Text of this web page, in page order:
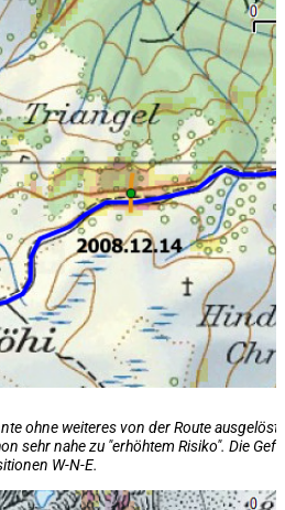
ohne weiteres von der Route ausgelöst
sehr nahe zu "erhöhtem Risiko". Die
W-N-E.